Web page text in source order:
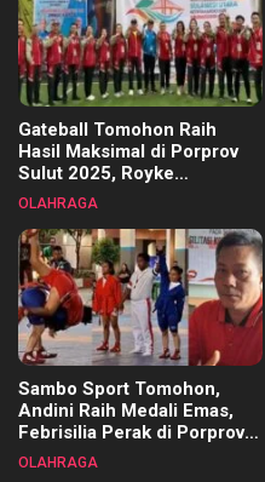
Gateball Tomohon Raih
Hasil Maksimal di Porprov
Sulut 2025, Royke
Tangkawarouw Ucapkan
OLAHRAGA
Sambo Sport Tomohon,
Andini Raih Medali Emas,
Febrisilia Perak di Porprov
Sulut 2025
OLAHRAGA